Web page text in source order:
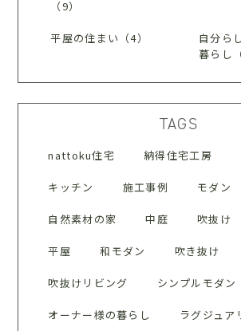
（9）
平屋の住まい（4）
自分ら
暮らし
TAGS
nattoku住宅 納得住宅工房
キッチン 施工事例 モダン
自然素材の家 中庭 吹抜け
平屋 和モダン 吹き抜け
吹抜けリビング シンプルモダン
オーナー様の暮らし ラグジュア